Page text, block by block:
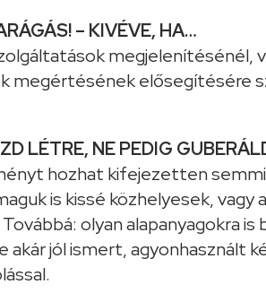
– KIVÉVE, HA…
megértésének elősegítésére
LÉTRE, NE PEDIG
hozhat kifejezetten
is kissé közhelyesek,
olyan alapanyagokra
akár jól ismert, agyonhasznált